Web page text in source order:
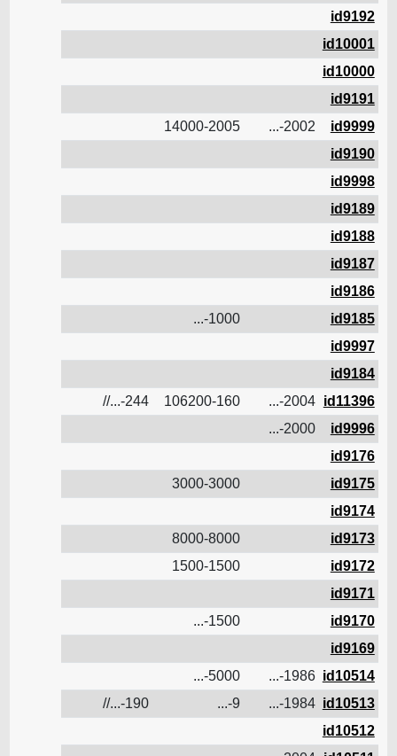
id9192
id10001
id10000
id9191
id9999
2002-...
14000-2005
id9190
id9998
id9189
id9188
id9187
id9186
id9185
1000-...
id9997
id9184
id11396
2004-...
106200-160
244-...//
id9996
2000-...
id9176
id9175
3000-3000
id9174
id9173
8000-8000
id9172
1500-1500
id9171
id9170
1500-...
id9169
id10514
1986-...
5000-...
id10513
1984-...
9-...
190-...//
id10512